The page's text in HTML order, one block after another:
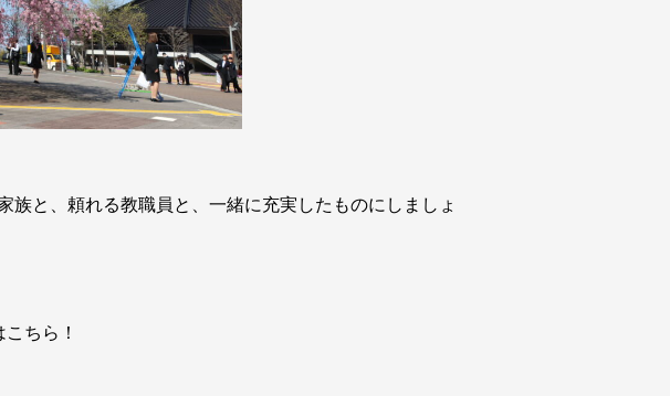
と、頼れる教職員と、一緒に充実したものにしましょ
ちら！